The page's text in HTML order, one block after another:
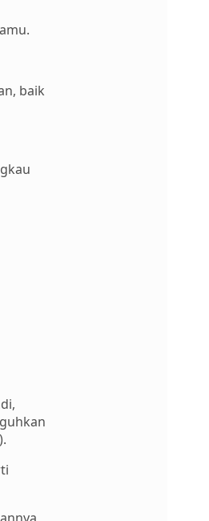
baik